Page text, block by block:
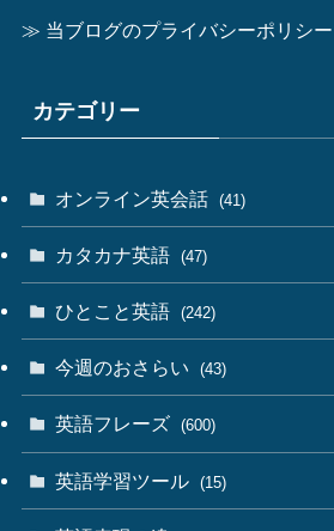
≫ 当ブログのプライバシーポリシー
カテゴリー
オンライン英会話 (41)
カタカナ英語 (47)
ひとこと英語 (242)
今週のおさらい (43)
英語フレーズ (600)
英語学習ツール (15)